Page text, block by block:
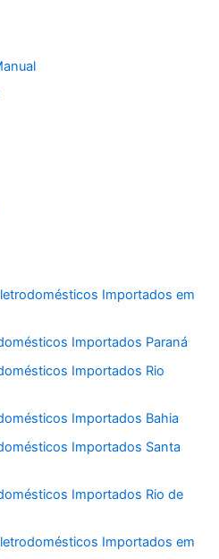
Importados em
Importados Paraná
Importados Rio
Importados Bahia
Importados Santa
Importados Rio de
Importados em